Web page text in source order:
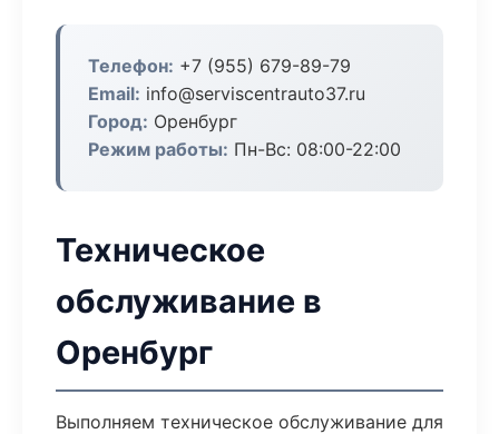
Телефон: +7 (955) 679-89-79
Email: info@serviscentrauto37.ru
Город: Оренбург
Режим работы: Пн-Вс: 08:00-22:00
Техническое
обслуживание в
Оренбург
Выполняем техническое обслуживание для